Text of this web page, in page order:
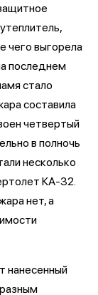
чего выгорела
последнем
стало
составила
четвертый
в полночь
несколько
КА-32.
нет, а
нанесенный